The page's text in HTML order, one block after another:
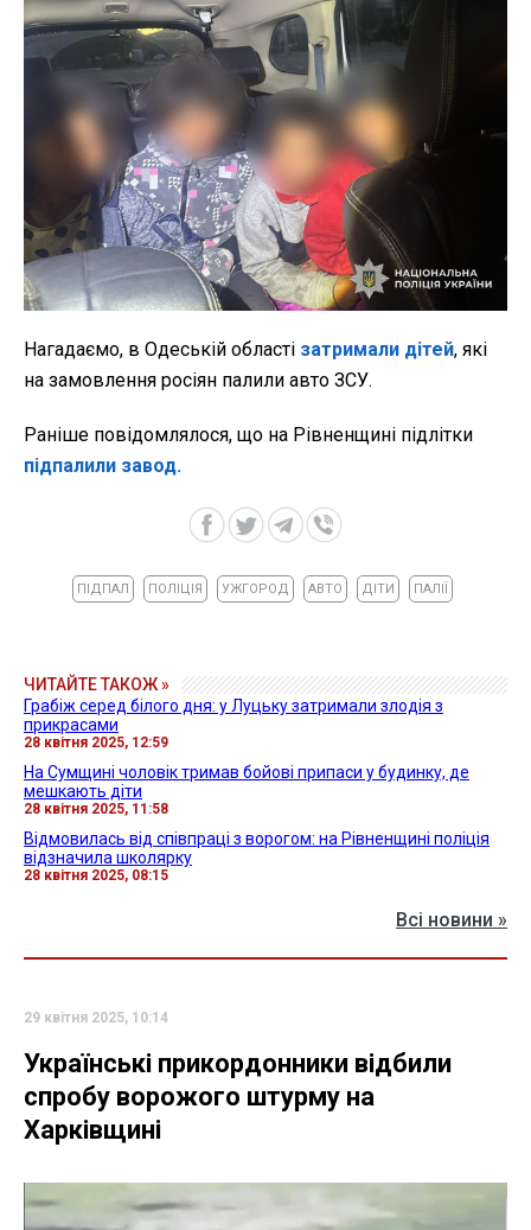
Нагадаємо, в Одеській області затримали дітей, які
на замовлення росіян палили авто ЗСУ.
Раніше повідомлялося, що на Рівненщині підлітки
підпалили завод.
ПІДПАЛ ПОЛІЦІЯ УЖГОРОД АВТО ДІТИ ПАЛІЇ
ЧИТАЙТЕ ТАКОЖ »
Грабіж серед білого дня: у Луцьку затримали злодія з
прикрасами
28 квітня 2025, 12:59
На Сумщині чоловік тримав бойові припаси у будинку, де
мешкають діти
28 квітня 2025, 11:58
Відмовилась від співпраці з ворогом: на Рівненщині поліція
відзначила школярку
28 квітня 2025, 08:15
Всі новини »
29 квітня 2025, 10:14
Українські прикордонники відбили
спробу ворожого штурму на
Харківщині